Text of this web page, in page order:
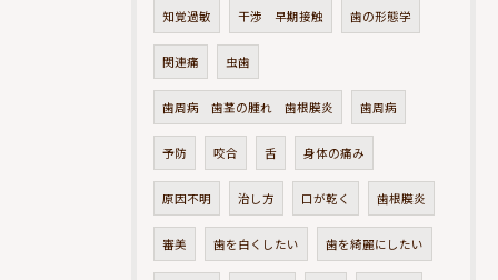
知覚過敏 干渉 早期接触 歯の形態学
関連痛 虫歯
歯周病 歯茎の腫れ 歯根膜炎 歯周病
予防 咬合 舌 身体の痛み
原因不明 治し方 口が乾く 歯根膜炎
審美 歯を白くしたい 歯を綺麗にしたい